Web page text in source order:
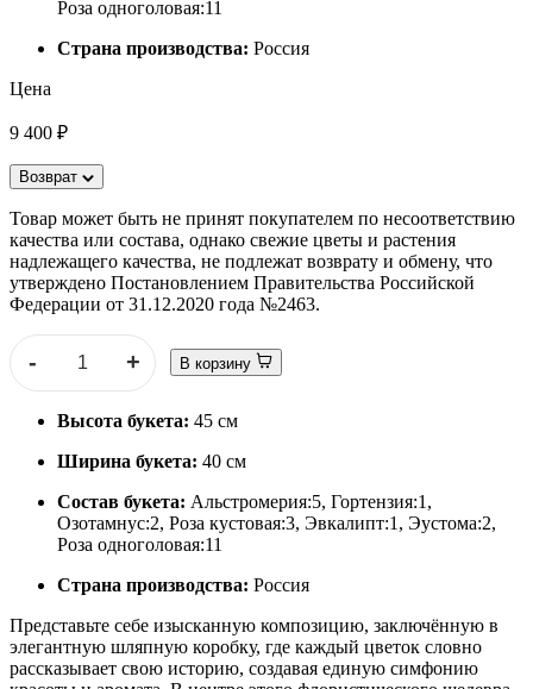
Роза одноголовая:11
Страна производства: Россия
Цена
9 400 ₽
Возврат
Товар может быть не принят покупателем по несоответствию
качества или состава, однако свежие цветы и растения
надлежащего качества, не подлежат возврату и обмену, что
утверждено Постановлением Правительства Российской
Федерации от 31.12.2020 года №2463.
- + В корзину
Высота букета: 45 см
Ширина букета: 40 см
Состав букета: Альстромерия:5, Гортензия:1,
Озотамнус:2, Роза кустовая:3, Эвкалипт:1, Эустома:2,
Роза одноголовая:11
Страна производства: Россия
Представьте себе изысканную композицию, заключённую в
элегантную шляпную коробку, где каждый цветок словно
рассказывает свою историю, создавая единую симфонию